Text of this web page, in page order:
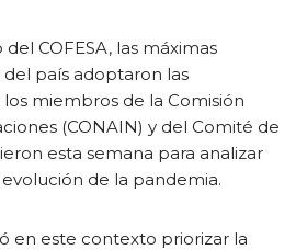
COFESA, las máximas
del país adoptaron las
miembros de la Comisión
(CONAIN) y del Comité de
esta semana para analizar
de la pandemia.
en este contexto priorizar la